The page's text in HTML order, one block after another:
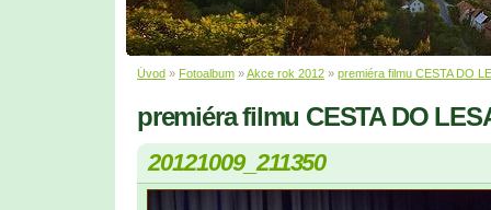
Úvod » Fotoalbum »Akce rok 2012 » premiéra filmu CESTA DO
premiéra filmu CESTA DO
20121009_211350